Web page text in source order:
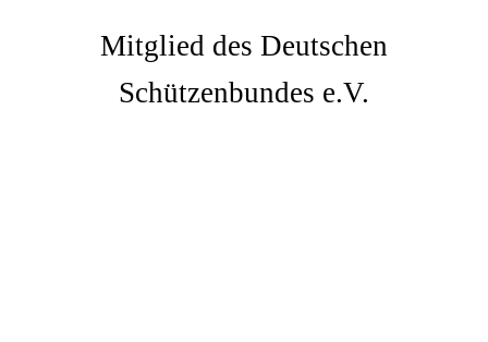
Mitglied des Deutschen
Schützenbundes e.V.